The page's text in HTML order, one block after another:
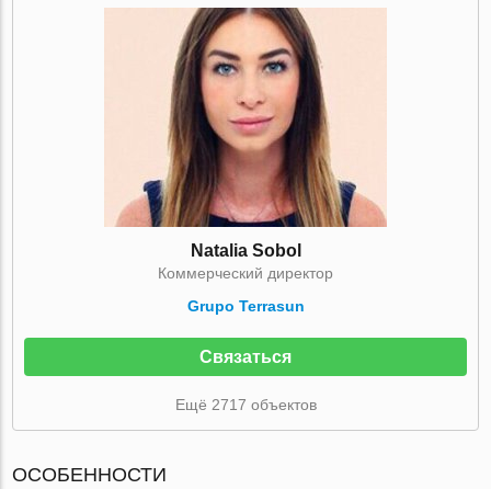
Natalia Sobol
Коммерческий директор
Grupo Terrasun
Связаться
Ещё 2717 объектов
ОСОБЕННОСТИ